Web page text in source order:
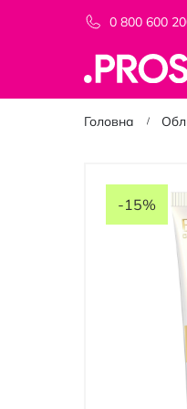
0 800 600
Головна
галереї
-15%